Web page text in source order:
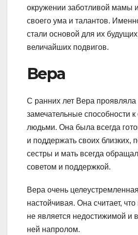
окружении заботливой мамы
своего ума и талантов.
стали основой для их
величайших подвигов.
Вера
С ранних лет Вера проявляла
замечательные способности
людьми. Она была всегда
и поддержать своих близких,
сестры и мать всегда
советом и поддержкой.
Вера очень
настойчивая. Она считает,
не является недостижимой и
ней напролом.